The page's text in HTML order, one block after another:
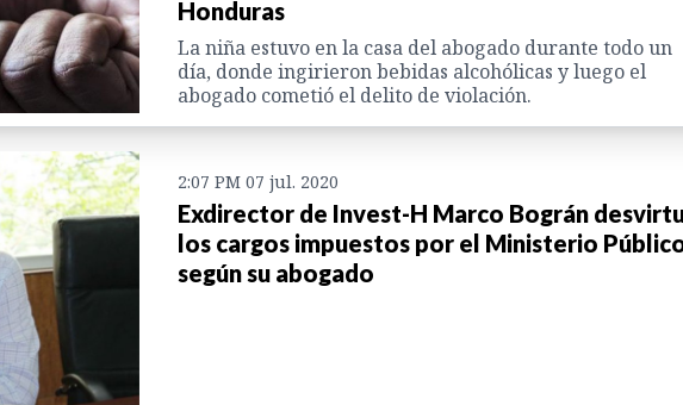
Honduras
La niña estuvo en la casa del abogado durante todo un
día, donde ingirieron bebidas alcohólicas y luego el
abogado cometió el delito de violación.
2:07 PM 07 jul. 2020
Exdirector de Invest-H Marco Bográn
los cargos impuestos por el Ministerio
según su abogado